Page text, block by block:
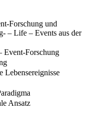
Forschung und
– Life – Events aus der
Event-Forschung
Lebensereignisse
Ansatz